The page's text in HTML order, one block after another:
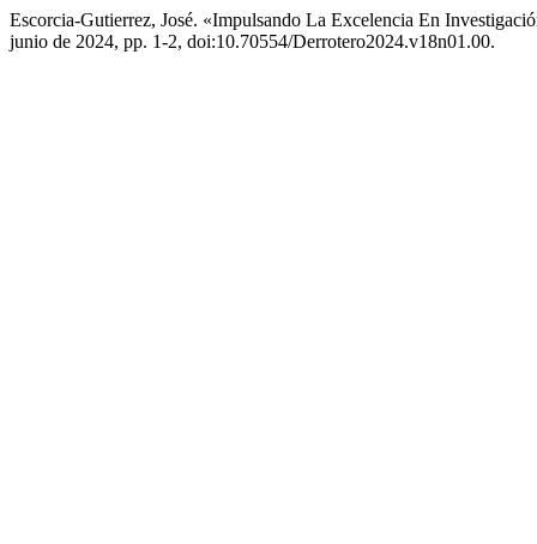
Escorcia-Gutierrez, José. «Impulsando La Excelencia En
junio de 2024, pp. 1-2, doi:10.70554/Derrotero2024.v18n01.00.